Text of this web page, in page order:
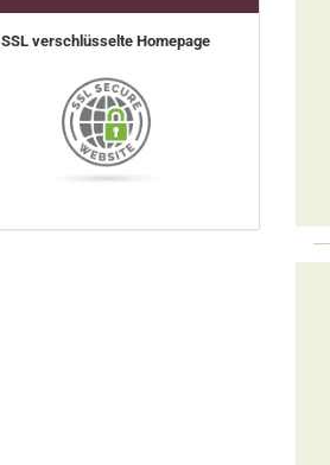
SSL verschlüsselte Homepage